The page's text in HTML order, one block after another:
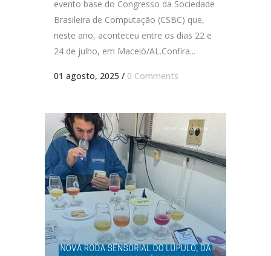
evento base do Congresso da Sociedade
Brasileira de Computação (CSBC) que,
neste ano, aconteceu entre os dias 22 e
24 de julho, em Maceió/AL.Confira...
01 agosto, 2025 / 0 Comments